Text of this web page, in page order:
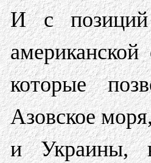
И с позиций
которые
Азовское
и Украины,